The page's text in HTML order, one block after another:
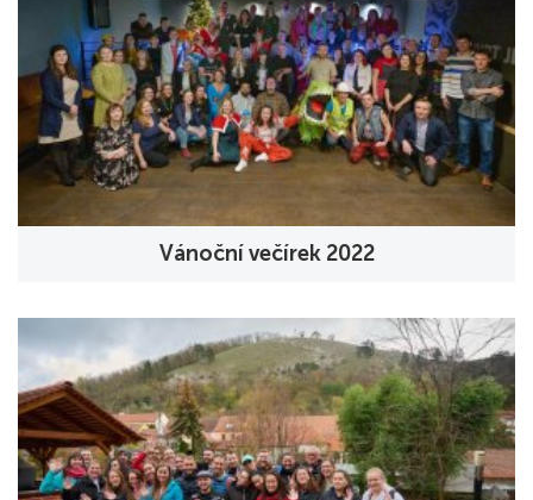
Vánoční večírek 2022